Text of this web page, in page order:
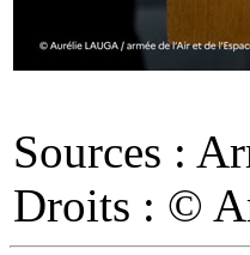
Sources :
Droits : ©